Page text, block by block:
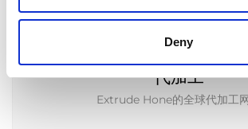
Deny
代加工
Extrude Hone的全球代加工